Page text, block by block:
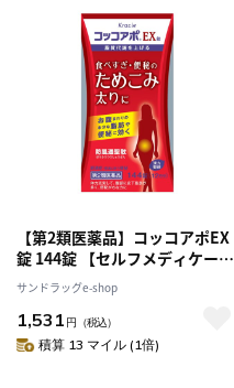
【第2類医薬品】コッコアポEX
錠 144錠 【セルフメディケーシ
ョン税制対象】
サンドラッグe-shop
1,531 円 （税込）
積算 13 マイル (1倍)